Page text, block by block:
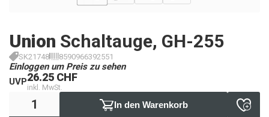
Union Schaltauge, GH-255
SK21748 8590966392551
Einloggen um Preis zu sehen
UVP26.25 CHF
inkl. MwSt.
In den Warenkorb